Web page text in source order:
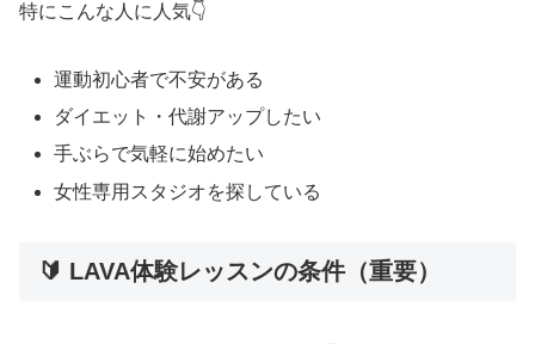
特にこんな人に人気👇
運動初心者で不安がある
ダイエット・代謝アップしたい
手ぶらで気軽に始めたい
女性専用スタジオを探している
🔰 LAVA体験レッスンの条件（重要）